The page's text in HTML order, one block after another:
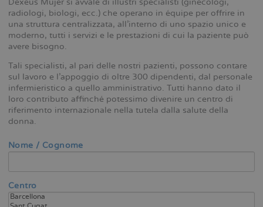
radiologi, biologi, ecc.) che operano in équipe per offrire in
una struttura centralizzata, all’interno di uno spazio unico e
moderno, tutti i servizi e le prestazioni di cui la paziente può
avere bisogno.
Tali specialisti, al pari delle nostri pazienti, possono contare
sul lavoro e l’appoggio di oltre 300 dipendenti, dal personale
infermieristico a quello amministrativo. Tutti hanno dato il
loro contributo affinché potessimo divenire un centro di
riferimento internazionale nella tutela dalla salute della
donna.
Nome / Cognome
Centro